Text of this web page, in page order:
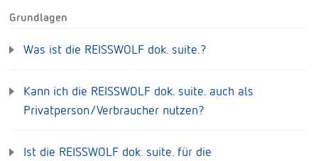
Grundlagen
Was ist die REISSWOLF dok. suite.?
Kann ich die REISSWOLF dok. suite. auch als
Privatperson/Verbraucher nutzen?
Ist die REISSWOLF dok. suite. für die